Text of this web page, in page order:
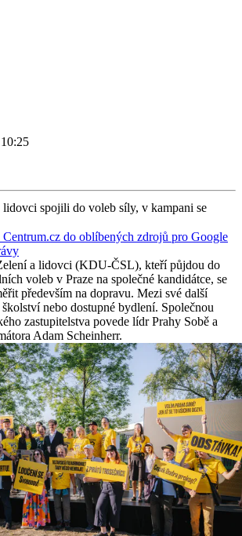
lidovci spojili do voleb síly, v kampani se
Centrum.cz do oblíbených zdrojů pro Google
a lidovci (KDU-ČSL), kteří půjdou do
voleb v Praze na společné kandidátce, se
především na dopravu. Mezi své další
nebo dostupné bydlení. Společnou
zastupitelstva povede lídr Prahy Sobě a
Adam Scheinherr.